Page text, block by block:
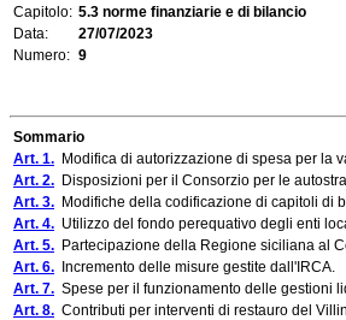
Capitolo: 5.3 norme finanziarie e di bilancio
Data:
27/07/2023
Numero: 9
Sommario
Art. 1. Modifica di autorizzazione di spesa per la
Art. 2. Disposizioni per il Consorzio per le
Art. 3. Modifiche della codificazione di capitoli di
Art. 4. Utilizzo del fondo perequativo degli enti
Art. 5. Partecipazione della Regione siciliana al
Art. 6. Incremento delle misure gestite dall'IRCA.
Art. 7. Spese per il funzionamento delle gestioni
Art. 8. Contributi per interventi di restauro del